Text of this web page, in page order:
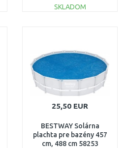
SKLADOM
25,50 EUR
BESTWAY Solárna
plachta pre bazény 457
cm, 488 cm 58253